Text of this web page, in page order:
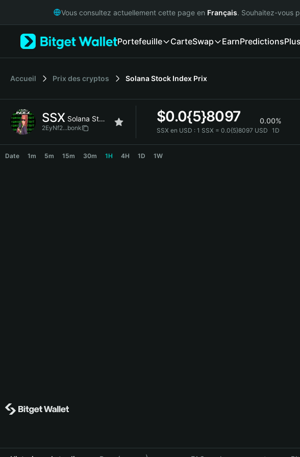
Русский
Italiano
简体中文
繁體中文
Bahasa Indonesia
Vous consultez actuellement cette page en Français. Souhaitez-vous
Portefeuille CarteSwap EarnPredictionsPlus
Accueil Prix des cryptos Solana Stock Index Prix
SSX Solana Stock Index
2EyNf2...bonk
$0.0{5}8097 0.00%
SSX en USD : 1 SSX = 0.0{5}8097 USD 1D
Date 1m 5m 15m 30m 1H 4H 1D 1W